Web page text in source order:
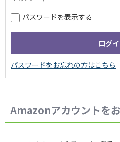
パスワードを表示する
Amazonアカウントを